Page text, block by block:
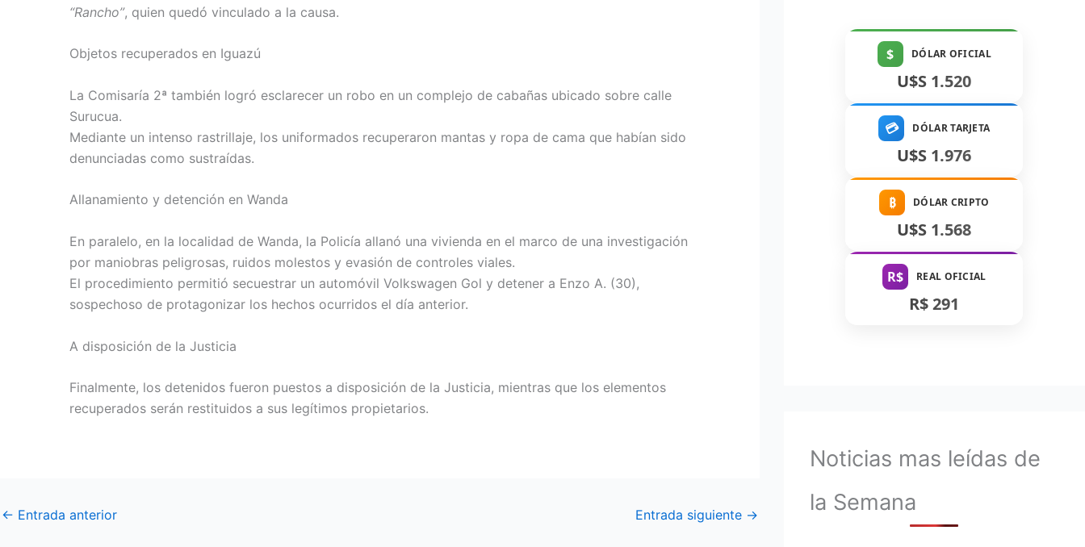
“Rancho”, quien quedó vinculado a la causa.
Objetos recuperados en Iguazú
La Comisaría 2ª también logró esclarecer un robo en un complejo de cabañas ubicado sobre calle
Surucua.
Mediante un intenso rastrillaje, los uniformados recuperaron mantas y ropa de cama que habían sido
denunciadas como sustraídas.
Allanamiento y detención en Wanda
En paralelo, en la localidad de Wanda, la Policía allanó una vivienda en el marco de una investigación
por maniobras peligrosas, ruidos molestos y evasión de controles viales.
El procedimiento permitió secuestrar un automóvil Volkswagen Gol y detener a Enzo A. (30),
sospechoso de protagonizar los hechos ocurridos el día anterior.
A disposición de la Justicia
Finalmente, los detenidos fueron puestos a disposición de la Justicia, mientras que los elementos
recuperados serán restituidos a sus legítimos propietarios.
← Entrada anterior Entrada siguiente →
$ DÓLAR OFICIAL
U$S 1.520
💳 DÓLAR TARJETA
U$S 1.976
₿ DÓLAR CRIPTO
U$S 1.568
R$ REAL OFICIAL
R$ 291
Noticias mas leídas de
la Semana